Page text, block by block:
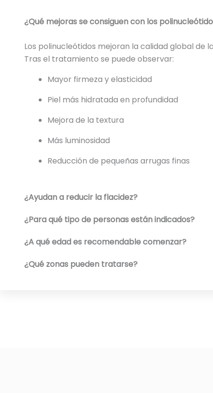
¿Qué mejoras se consiguen con los
Los polinucleótidos mejoran la calidad global de
Tras el tratamiento se puede observar:
Mayor firmeza y elasticidad
Piel más hidratada en profundidad
Mejora de la textura
Más luminosidad
Reducción de pequeñas arrugas finas
¿Ayudan a reducir la flacidez?
¿Para qué tipo de personas están indicados?
¿A qué edad es recomendable comenzar?
¿Qué zonas pueden tratarse?